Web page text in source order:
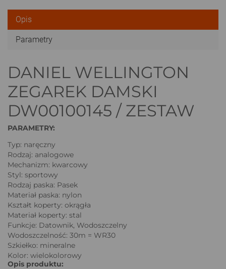
Opis
Parametry
DANIEL WELLINGTON
ZEGAREK DAMSKI
DW00100145 / ZESTAW
PARAMETRY:
Typ: naręczny
Rodzaj: analogowe
Mechanizm: kwarcowy
Styl: sportowy
Rodzaj paska: Pasek
Materiał paska: nylon
Kształt koperty: okrągła
Materiał koperty: stal
Funkcje: Datownik, Wodoszczelny
Wodoszczelność: 30m = WR30
Szkiełko: mineralne
Kolor: wielokolorowy
Opis produktu: